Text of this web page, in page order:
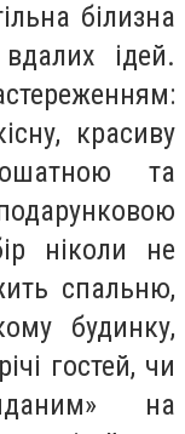
білизна
ідей.
красиву
та
ніколи не
спальню,
будинку,
гостей, чи
на